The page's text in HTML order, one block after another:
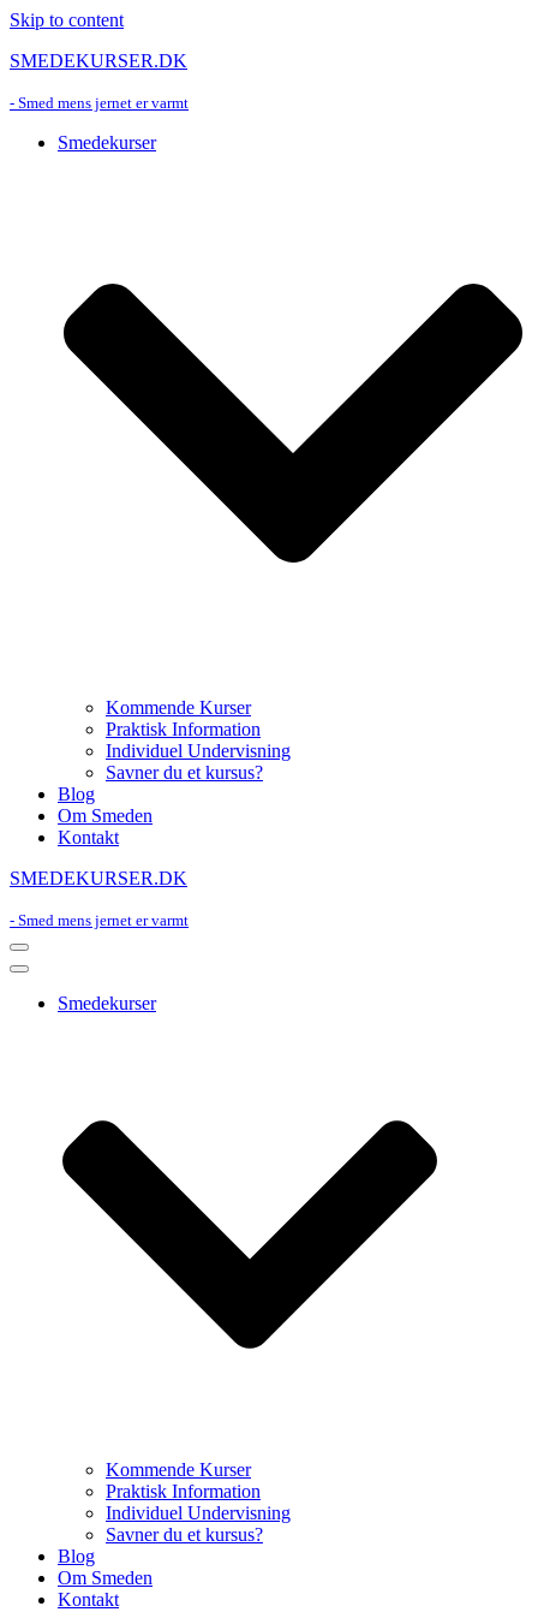
Skip to content
SMEDEKURSER.DK
- Smed mens jernet er varmt
Smedekurser
Kommende Kurser
Praktisk Information
Individuel Undervisning
Savner du et kursus?
Blog
Om Smeden
Kontakt
SMEDEKURSER.DK
- Smed mens jernet er varmt
Navigation
Menu
Navigation
Smedekurser
Kommende Kurser
Praktisk Information
Individuel Undervisning
Savner du et kursus?
Blog
Om Smeden
Kontakt